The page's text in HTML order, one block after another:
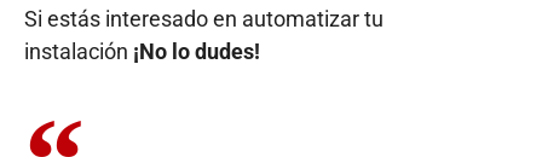
Si estás interesado en automatizar tu
instalación ¡No lo dudes!